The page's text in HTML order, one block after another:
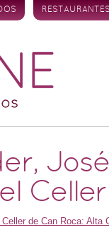
RESTAURANTES
Celler de Can Roca: Alta